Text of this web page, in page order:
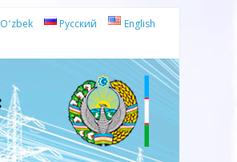
Oʻzbek Русский English